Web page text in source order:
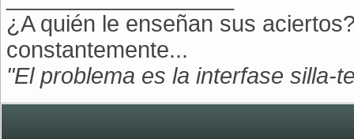
¿A quién le enseñan sus
constantemente...
"El problema es la interfase silla-